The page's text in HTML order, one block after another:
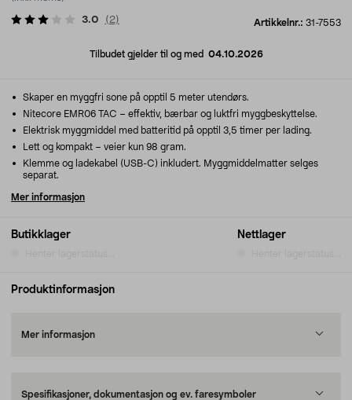
Artikkelnr.: 31-7553
3.0 ( 2)
Tilbudet gjelder til og med 04.10.2026
Butikklager Nettlager
Skaper en myggfri sone på opptil 5 meter utendørs.
Nitecore EMR06 TAC – effektiv, bærbar og luktfri myggbeskyttelse.
Elektrisk myggmiddel med batteritid på opptil 3,5 timer per lading.
Lett og kompakt – veier kun 98 gram.
Klemme og ladekabel (USB-C) inkludert. Myggmiddelmatter selges
separat.
Mer informasjon
Produktinformasjon
Mer informasjon
Spesifikasjoner, dokumentasjon og ev. faresymboler